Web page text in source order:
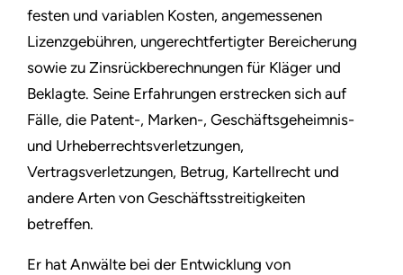
festen und variablen Kosten, angemessenen
Lizenzgebühren, ungerechtfertigter Bereicherung
sowie zu Zinsrückberechnungen für Kläger und
Beklagte. Seine Erfahrungen erstrecken sich auf
Fälle, die Patent-, Marken-, Geschäftsgeheimnis-
und Urheberrechtsverletzungen,
Vertragsverletzungen, Betrug, Kartellrecht und
andere Arten von Geschäftsstreitigkeiten
betreffen.
Er hat Anwälte bei der Entwicklung von